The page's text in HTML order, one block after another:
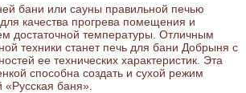
бани или сауны правильной печью
качества прогрева помещения и
достаточной температуры. Отличным
техники станет печь для бани Добрыня с
ее технических характеристик. Эта
способна создать и сухой режим
баня».